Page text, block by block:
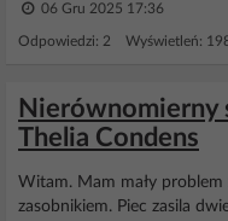
06 Gru 2025 17:36
Odpowiedzi: 2 Wyświetleń:
Nierównomierny
Thelia Condens
Witam. Mam mały problem
zasobnikiem. Piec zasila